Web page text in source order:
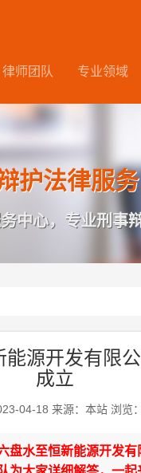
律师团队 专业领域
护法律服务
中心，专业刑事
源开发有限
成立
04-18 来源：本站 浏览
盘水至恒新能源开发